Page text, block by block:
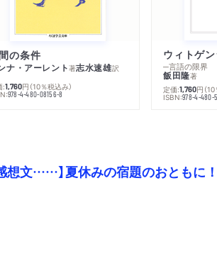
の条件
ナ・アーレント著志水速雄訳
:1,760円 （10％税込み）
978-4-480-08156-8
─言語の限界
飯田隆著
定価:1,760円 （
ISBN:978-4-480-
想文……】夏休みの宿題のおともに！